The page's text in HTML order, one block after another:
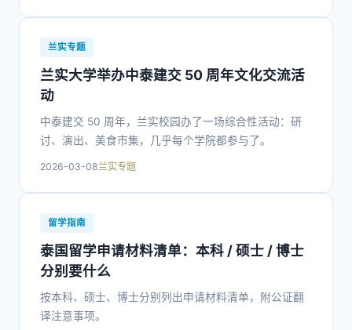
兰实专题
兰实大学举办中泰建交 50 周年文化交流活
动
中泰建交 50 周年，兰实校园办了一场综合性活动：研
讨、演出、美食市集，几乎每个学院都参与了。
2026-03-08兰实专题
留学指南
泰国留学申请材料清单：本科 / 硕士 / 博士
分别要什么
按本科、硕士、博士分别列出申请材料清单，附公证翻
译注意事项。